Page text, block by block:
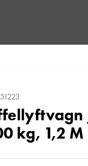
kg, 1,2 M